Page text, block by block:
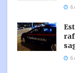
6
6